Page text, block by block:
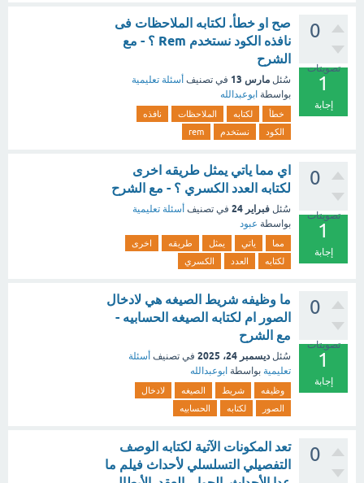
0
تصويتات
1
إجابة
صح او خطأ. لكتابه الملاحظات فى
نافذه الكود نستخدم Rem ؟ - مع
الشرح
سُئل مارس 13 في تصنيف أسئلة تعليمية
بواسطة ابوعبدالله
خطأ لكتابه الملاحظات
نافذه
الكود
نستخدم rem
0
تصويتات
1
إجابة
اي مما ياتي يمثل طريقه اخرى
لكتابه العدد الكسري ؟ - مع الشرح
سُئل فبراير 24 في تصنيف أسئلة تعليمية
بواسطة عبود
مما ياتي يمثل طريقه
اخرى
لكتابه
العدد الكسري
0
تصويتات
1
إجابة
ما وظيفه شريط الصيغه هي لادخال
الصور ام لكتابه الصيغه الحسابيه -
مع الشرح
سُئل ديسمبر 24، 2025 في تصنيف أسئلة
تعليمية بواسطة ابوعبدالله
وظيفه شريط الصيغه
لادخال
الصور
لكتابه الحسابيه
0
تعد المكونات الآتية لكتابه الوصف
التفصيلي التسلسلي لأحداث فيلم ما